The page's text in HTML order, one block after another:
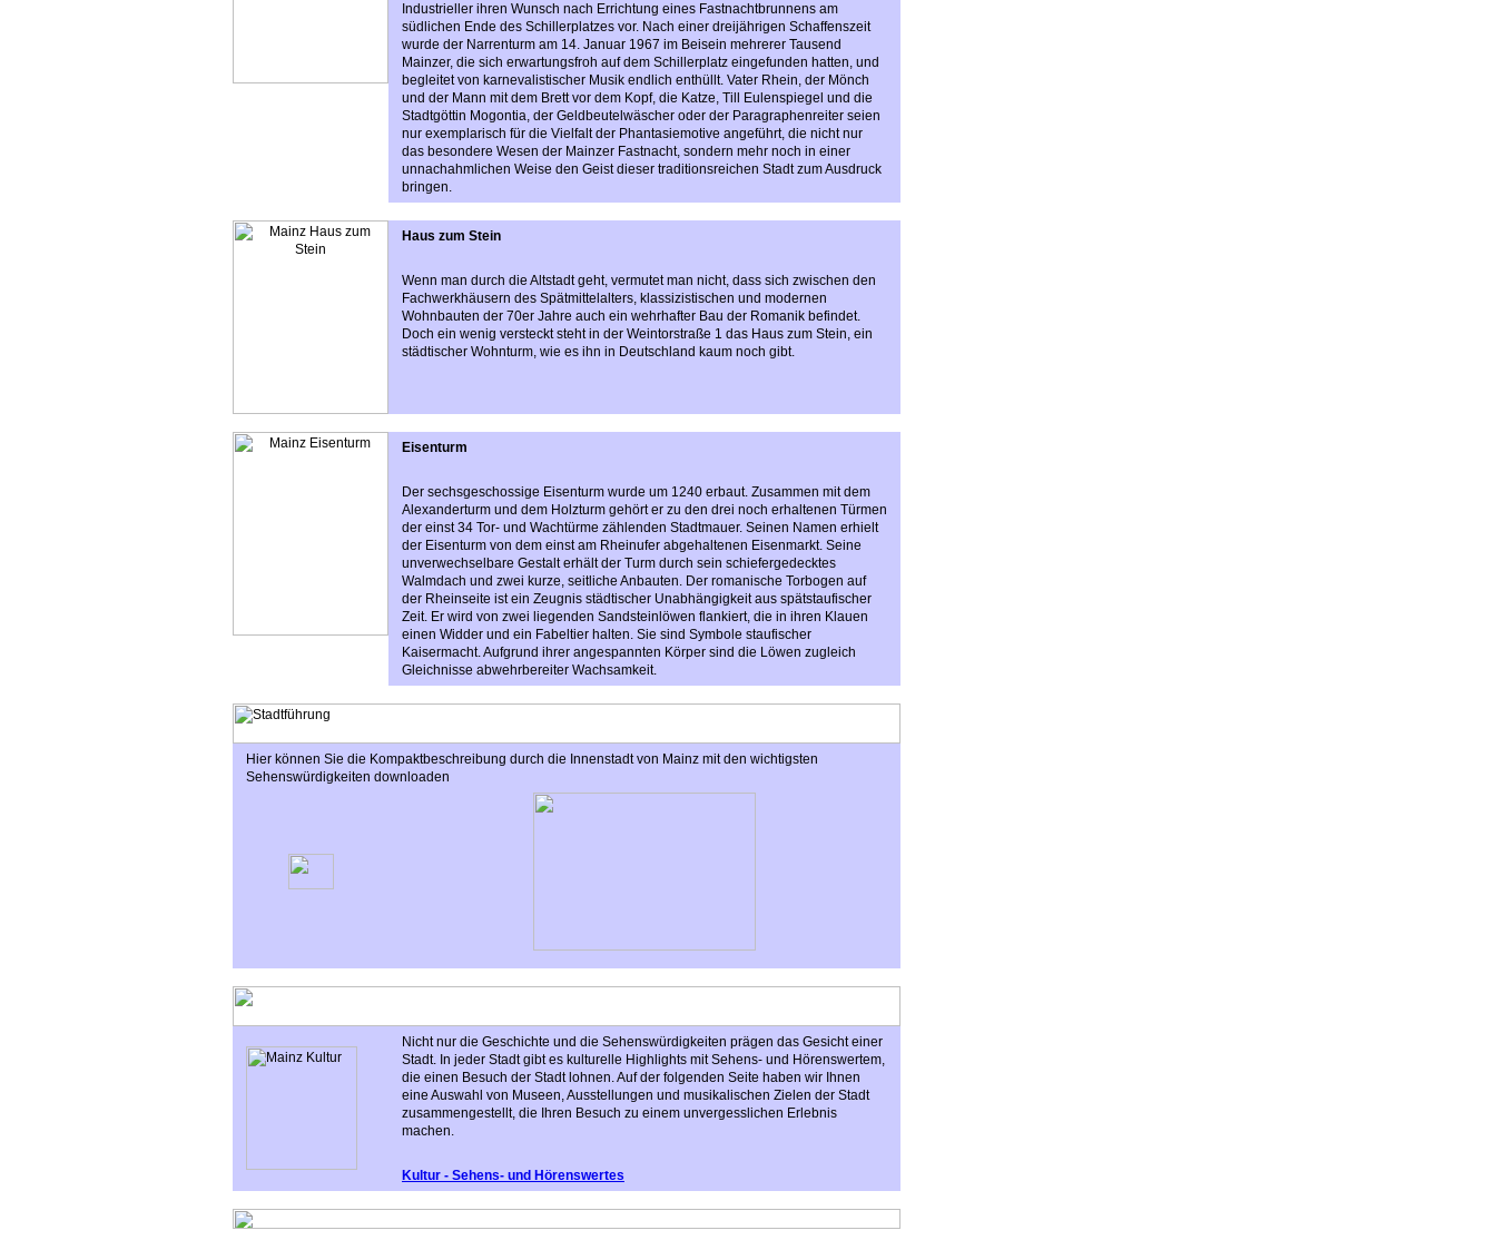
Industrieller ihren Wunsch nach Errichtung eines Fastnachtbrunnens am
südlichen Ende des Schillerplatzes vor. Nach einer dreijährigen Schaffenszeit
wurde der Narrenturm am 14. Januar 1967 im Beisein mehrerer Tausend
Mainzer, die sich erwartungsfroh auf dem Schillerplatz eingefunden hatten, und
begleitet von karnevalistischer Musik endlich enthüllt. Vater Rhein, der Mönch
und der Mann mit dem Brett vor dem Kopf, die Katze, Till Eulenspiegel und die
Stadtgöttin Mogontia, der Geldbeutelwäscher oder der Paragraphenreiter seien
nur exemplarisch für die Vielfalt der Phantasiemotive angeführt, die nicht nur
das besondere Wesen der Mainzer Fastnacht, sondern mehr noch in einer
unnachahmlichen Weise den Geist dieser traditionsreichen Stadt zum Ausdruck
bringen.
Haus zum Stein
Wenn man durch die Altstadt geht, vermutet man nicht, dass sich zwischen den
Fachwerkhäusern des Spätmittelalters, klassizistischen und modernen
Wohnbauten der 70er Jahre auch ein wehrhafter Bau der Romanik befindet.
Doch ein wenig versteckt steht in der Weintorstraße 1 das Haus zum Stein, ein
städtischer Wohnturm, wie es ihn in Deutschland kaum noch gibt.
Eisenturm
Der sechsgeschossige Eisenturm wurde um 1240 erbaut. Zusammen mit dem
Alexanderturm und dem Holzturm gehört er zu den drei noch erhaltenen Türmen
der einst 34 Tor- und Wachtürme zählenden Stadtmauer. Seinen Namen erhielt
der Eisenturm von dem einst am Rheinufer abgehaltenen Eisenmarkt. Seine
unverwechselbare Gestalt erhält der Turm durch sein schiefergedecktes
Walmdach und zwei kurze, seitliche Anbauten. Der romanische Torbogen auf
der Rheinseite ist ein Zeugnis städtischer Unabhängigkeit aus spätstaufischer
Zeit. Er wird von zwei liegenden Sandsteinlöwen flankiert, die in ihren Klauen
einen Widder und ein Fabeltier halten. Sie sind Symbole staufischer
Kaisermacht. Aufgrund ihrer angespannten Körper sind die Löwen zugleich
Gleichnisse abwehrbereiter Wachsamkeit.
Hier können Sie die Kompaktbeschreibung durch die Innenstadt von Mainz mit den wichtigsten
Sehenswürdigkeiten downloaden
Nicht nur die Geschichte und die Sehenswürdigkeiten prägen das Gesicht einer
Stadt. In jeder Stadt gibt es kulturelle Highlights mit Sehens- und Hörenswertem,
die einen Besuch der Stadt lohnen. Auf der folgenden Seite haben wir Ihnen
eine Auswahl von Museen, Ausstellungen und musikalischen Zielen der Stadt
zusammengestellt, die Ihren Besuch zu einem unvergesslichen Erlebnis
machen.
Kultur - Sehens- und Hörenswertes